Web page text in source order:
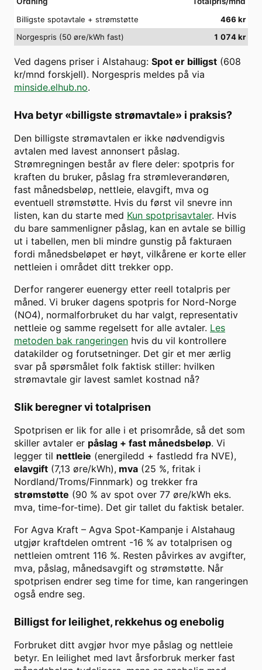
Billigste spotavtale + strømstøtte
466 kr
Norgespris (50 øre/kWh fast)
1 074kr
Ved dagens priser i Alstahaug: Spot er billigst (608
kr/mnd forskjell). Norgespris meldes på via
minside.elhub.no.
Hva betyr «billigste strømavtale» i praksis?
Den billigste strømavtalen er ikke nødvendigvis
avtalen med lavest annonsert påslag.
Strømregningen består av flere deler: spotpris for
kraften du bruker, påslag fra strømleverandøren,
fast månedsbeløp, nettleie, elavgift, mva og
eventuell strømstøtte. Hvis du først vil snevre inn
listen, kan du starte med Kun spotprisavtaler. Hvis
du bare sammenligner påslag, kan en avtale se billig
ut i tabellen, men bli mindre gunstig på fakturaen
fordi månedsbeløpet er høyt, vilkårene er korte eller
nettleien i området ditt trekker opp.
Derfor rangerer euenergy etter reell totalpris per
måned. Vi bruker dagens spotpris for Nord-Norge
(NO4), normalforbruket du har valgt, representativ
nettleie og samme regelsett for alle avtaler. Les
metoden bak rangeringen hvis du vil kontrollere
datakilder og forutsetninger. Det gir et mer ærlig
svar på spørsmålet folk faktisk stiller: hvilken
strømavtale gir lavest samlet kostnad nå?
Slik beregner vi totalprisen
Spotprisen er lik for alle i et prisområde, så det som
skiller avtaler er påslag + fast månedsbeløp. Vi
legger til nettleie (energiledd + fastledd fra NVE),
elavgift (7,13 øre/kWh), mva (25 %, fritak i
Nordland/Troms/Finnmark) og trekker fra
strømstøtte (90 % av spot over 77 øre/kWh eks.
mva, time-for-time). Det gir tallet du faktisk betaler.
For Agva Kraft – Agva Spot-Kampanje i Alstahaug
utgjør kraftdelen omtrent -16 % av totalprisen og
nettleien omtrent 116 %. Resten påvirkes av avgifter,
mva, påslag, månedsavgift og strømstøtte. Når
spotprisen endrer seg time for time, kan rangeringen
også endre seg.
Billigst for leilighet, rekkehus og enebolig
Forbruket ditt avgjør hvor mye påslag og nettleie
betyr. En leilighet med lavt årsforbruk merker fast